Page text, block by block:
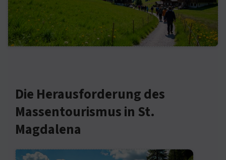
Die Herausforderung des
Massentourismus in St.
Magdalena